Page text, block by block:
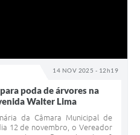
14 NOV 2025 - 12h19
poda de árvores na
Walter Lima
da Câmara Municipal de
12 de novembro, o Vereador